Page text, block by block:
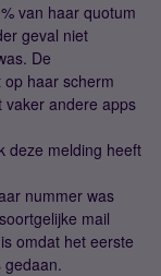
van haar quotum
geval niet
De
haar scherm
vaker andere apps
deze melding heeft
nummer was
mail
omdat het eerste
gedaan.